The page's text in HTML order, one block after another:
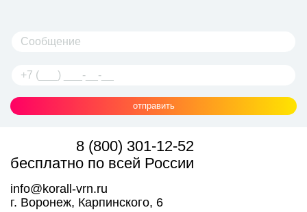
отправить
8 (800) 301-12-52
бесплатно по всей России
info@korall-vrn.ru
г. Воронеж, Карпинского, 6